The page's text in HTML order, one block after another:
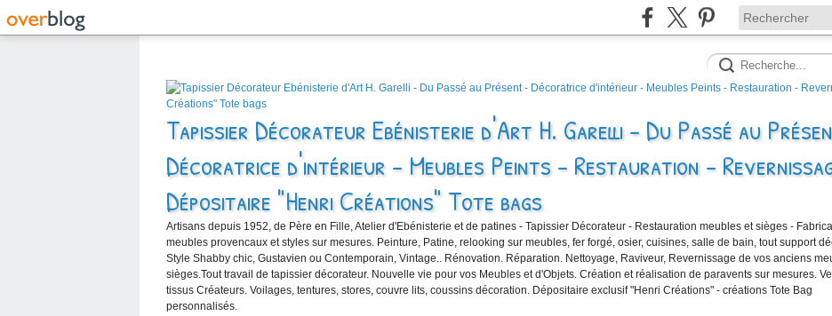
Tapissier Décorateur Ebénisterie d'Art H. Garelli - Du Passé au
Décoratrice d'intérieur - Meubles Peints - Restauration -
Dépositaire "Henri Créations" Tote bags
Artisans depuis 1952, de Père en Fille, Atelier d'Ebénisterie et de patines - Tapissier Décorateur - Restauration meubles et sièges -
meubles provencaux et styles sur mesures. Peinture, Patine, relooking sur meubles, fer forgé, osier, cuisines, salle de bain, tout support
Style Shabby chic, Gustavien ou Contemporain, Vintage.. Rénovation. Réparation. Nettoyage, Raviveur, Revernissage de vos anciens
sièges.Tout travail de tapissier décorateur. Nouvelle vie pour vos Meubles et d'Objets. Création et réalisation de paravents sur mesures.
tissus Créateurs. Voilages, tentures, stores, couvre lits, coussins décoration. Dépositaire exclusif "Henri Créations" - créations Tote Bag
personnalisés.